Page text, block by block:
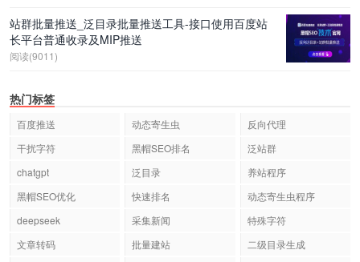
站群批量推送_泛目录批量推送工具-接口使用百度站
长平台普通收录及MIP推送
阅读(9011)
热门标签
百度推送 动态寄生虫
反向代理
干扰字符
黑帽SEO排名
泛站群
chatgpt
泛目录
养站程序
黑帽SEO优化
快速排名
动态寄生虫程序
deepseek
采集新闻
特殊字符
文章转码
批量建站
二级目录生成